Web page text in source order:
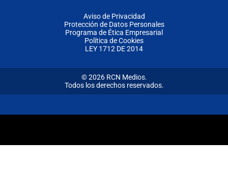
Aviso de Privacidad
Protección de Datos Personales
Programa de Ética Empresarial
Política de Cookies
LEY 1712 DE 2014
© 2026 RCN Medios.
Todos los derechos reservados.